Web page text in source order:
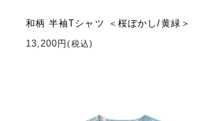
和柄 半袖Tシャツ ＜桜ぼかし/黄緑＞
13,200円(税込)